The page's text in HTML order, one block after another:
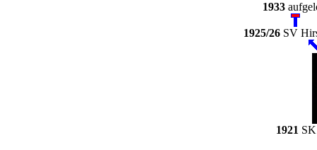
1933
1925/26SV
1921